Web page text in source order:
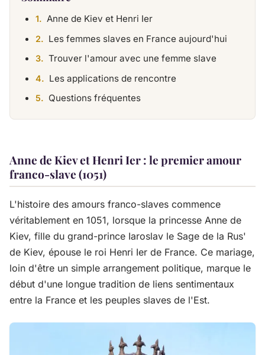
Anne de Kiev et Henri Ier
Les femmes slaves en France aujourd'hui
Trouver l'amour avec une femme slave
Les applications de rencontre
Questions fréquentes
Anne de Kiev et Henri Ier : le premier amour
franco-slave (1051)
L'histoire des amours franco-slaves commence
véritablement en 1051, lorsque la princesse Anne de
Kiev, fille du grand-prince Iaroslav le Sage de la Rus'
de Kiev, épouse le roi Henri Ier de France. Ce mariage,
loin d'être un simple arrangement politique, marque le
début d'une longue tradition de liens sentimentaux
entre la France et les peuples slaves de l'Est.